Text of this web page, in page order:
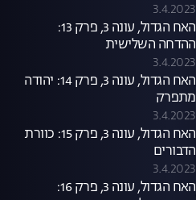
והמועמדים להדחה
3.4.2023
האח הגדול, עונה 3, פרק 13:
ההדחה השלישית
3.4.2023
האח הגדול, עונה 3, פרק 14: יהודה
מתפרק
3.4.2023
האח הגדול, עונה 3, פרק 15: כוורת
הדבורים
3.4.2023
האח הגדול, עונה 3, פרק 16: